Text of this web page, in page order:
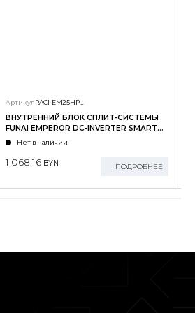
Артикул RACI-EM25HP.D04/S
ВНУТРЕННИЙ БЛОК СПЛИТ-СИСТЕМЫ
FUNAI EMPEROR DC-INVERTER SMART
EYE; RACI-EM25HP.D04/S
Нет в наличии
1 068.16 BYN ПОДРОБНЕЕ